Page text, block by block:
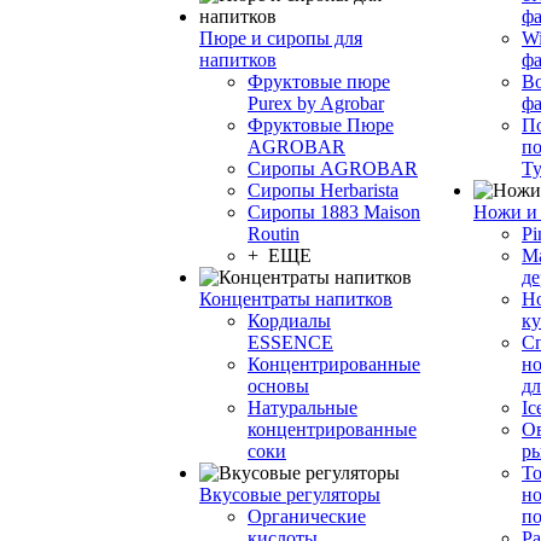
Пюре и сиропы для
напитков
Фруктовые пюре
Purex by Agrobar
Фруктовые Пюре
AGROBAR
Сиропы AGROBAR
Сиропы Herbarista
Сиропы 1883 Maison
Routin
+ ЕЩЕ
Концентраты напитков
Кордиалы
ESSENCE
Концентрированные
основы
Натуральные
концентрированные
соки
Вкусовые регуляторы
Органические
Ножи и